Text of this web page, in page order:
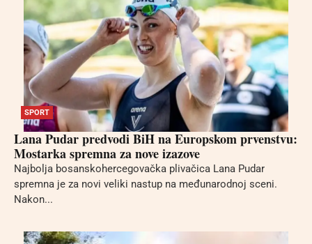
SPORT
Lana Pudar predvodi BiH na Europskom prvenstvu:
Mostarka spremna za nove izazove
Najbolja bosanskohercegovačka plivačica Lana Pudar
spremna je za novi veliki nastup na međunarodnoj sceni.
Nakon...